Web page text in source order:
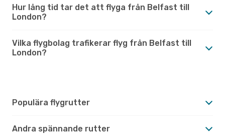
Hur lång tid tar det att flyga från Belfast till
London?
Vilka flygbolag trafikerar flyg från Belfast till
London?
Populära flygrutter
Andra spännande rutter